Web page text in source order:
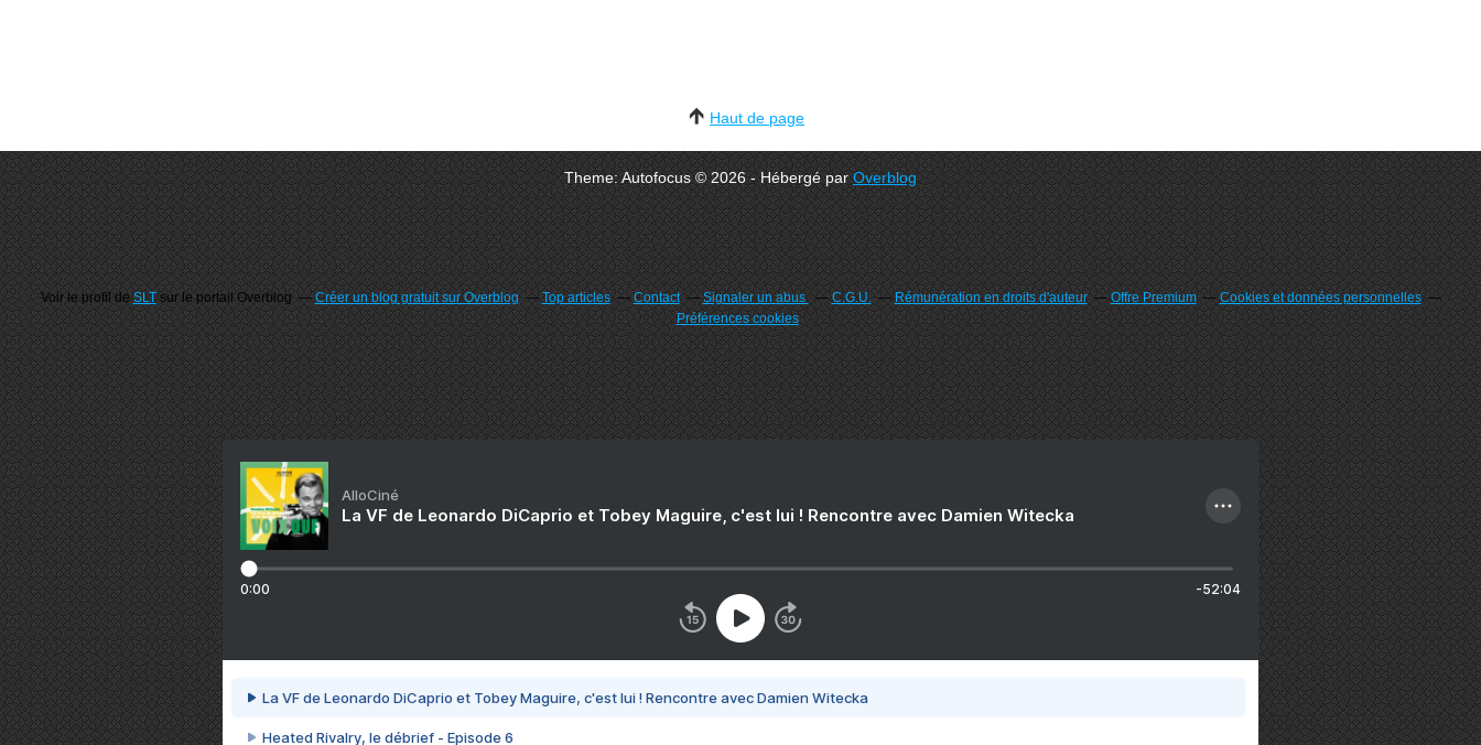
Haut de page
Theme: Autofocus © 2026 - Hébergé parOverblog
Voir le profil deSLTsur le portail Overblog Créer un blog gratuit sur Overblog Top articles Contact Signaler un abus C.G.U. Rémunération en droits d'auteur Offre Premium
Cookies et données personnelles
Préférences cookies
AlloCiné
La VF de Leonardo DiCaprio et Tobey Maguire, c'est lui ! Rencontre avec Damien Witecka
0:00 -52:04
La VF de Leonardo DiCaprio et Tobey Maguire, c'est lui ! Rencontre avec Damien Witecka
Heated Rivalry, le débrief - Episode 6